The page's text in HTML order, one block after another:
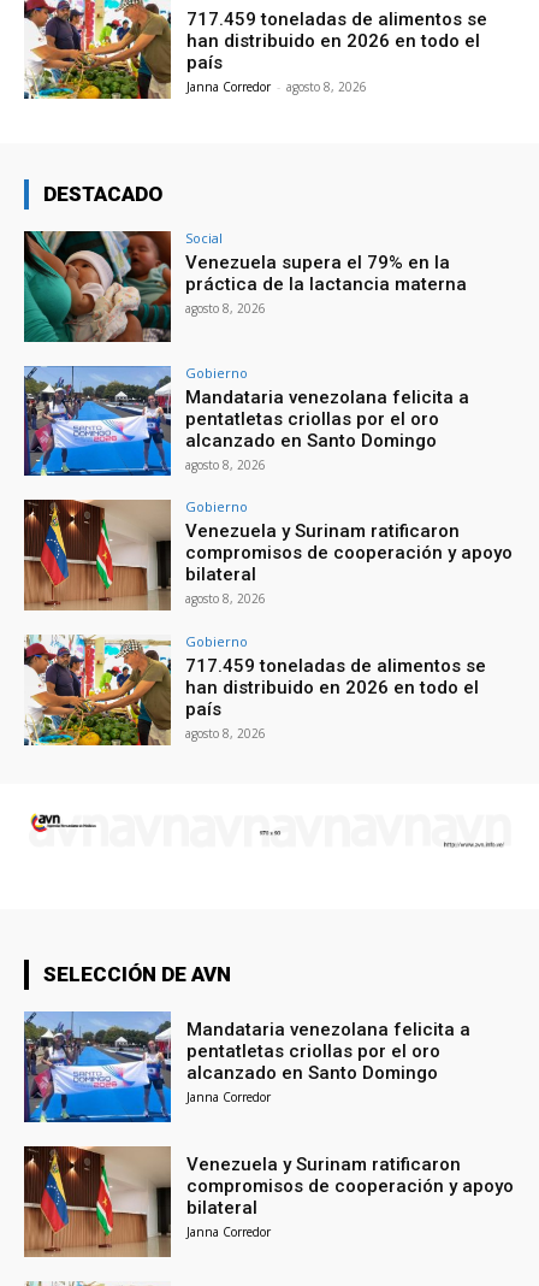
717.459 toneladas de alimentos se
han distribuido en 2026 en todo el
país
Janna Corredor - agosto 8, 2026
DESTACADO
Social
Venezuela supera el 79% en la
práctica de la lactancia materna
agosto 8, 2026
Gobierno
Mandataria venezolana felicita a
pentatletas criollas por el oro
alcanzado en Santo Domingo
agosto 8, 2026
Gobierno
Venezuela y Surinam ratificaron
compromisos de cooperación y apoyo
bilateral
agosto 8, 2026
Gobierno
717.459 toneladas de alimentos se
han distribuido en 2026 en todo el
país
agosto 8, 2026
SELECCIÓN DE AVN
Mandataria venezolana felicita a
pentatletas criollas por el oro
alcanzado en Santo Domingo
Janna Corredor
Venezuela y Surinam ratificaron
compromisos de cooperación y apoyo
bilateral
Janna Corredor